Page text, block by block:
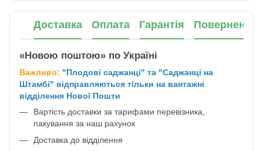
Доставка Оплата Гарантія Повернення
«Новою поштою» по Україні
Важливо: "Плодові саджанці" та "Саджанці на
Штамбі" відправляються тільки на вантажні
відділення Нової Пошти
Вартість доставки за тарифами перевізника,
пакування за наш рахунок
Доставка до відділення